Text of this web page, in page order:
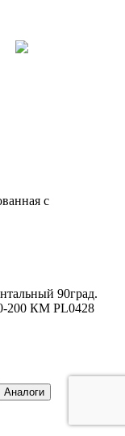
с
90град.
200 КМ PL0428
Аналоги